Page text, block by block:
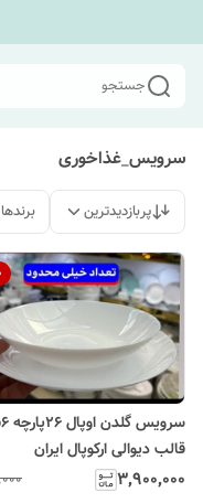
جستجو
سرویس_غذاخوری
پربازدیدترین برندها
قالب دیوالی ارکوپال ایران
۳٬۹۰۰٬۰۰۰